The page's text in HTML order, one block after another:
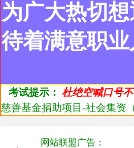
为广大热切
待着满意职
考试提示： 杜绝空喊口号
慈善基金捐助项目-社会集资
网站联盟广告：